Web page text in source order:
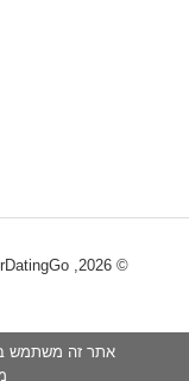
© 2026, GbrDatingGo |
אתר זה משתמש